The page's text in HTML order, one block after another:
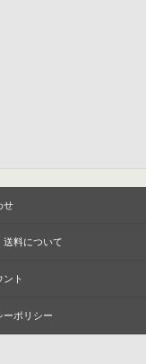
せ
送料について
ント
ーポリシー